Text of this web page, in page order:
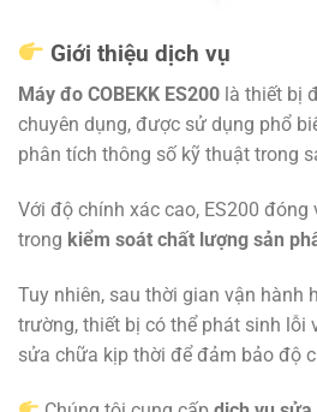
Giới thiệu dịch vụ
Máy đo COBEKK ES200 là thiết bị
chuyên dụng, được sử dụng phổ
phân tích thông số kỹ thuật trong
Với độ chính xác cao, ES200 đóng
trong kiểm soát chất lượng sản
Tuy nhiên, sau thời gian vận hành
trường, thiết bị có thể phát sinh lỗi
sửa chữa kịp thời để đảm bảo độ